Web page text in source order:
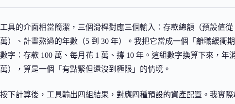
工具的介面相當簡潔，三個滑桿對應三個輸入：存款總額（預設值
萬）、計畫熬過的年數（5 到 30 年）。我把它當成一個「離職緩衝
數字：存款 100 萬、每月花 1 萬、撐 10 年。這組數字換算下來，年
萬），算是一個「有點緊但還沒到極限」的情境。
按下計算後，工具輸出四組結果，對應四種預設的資產配置。我實